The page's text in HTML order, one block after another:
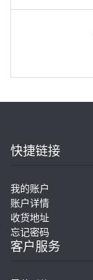
快捷链接
我的账户
账户详情
收货地址
忘记密码
客户服务